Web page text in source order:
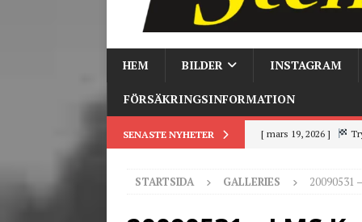
HEM BILDER INSTAGRAM
FÖRSÄKRINGSINFORMATION
SENASTE NYHETER [ mars 19, 2026 ]
[ juni 26, 2026 ] Back
Tack
STARTSIDA GALLERIES 20090531